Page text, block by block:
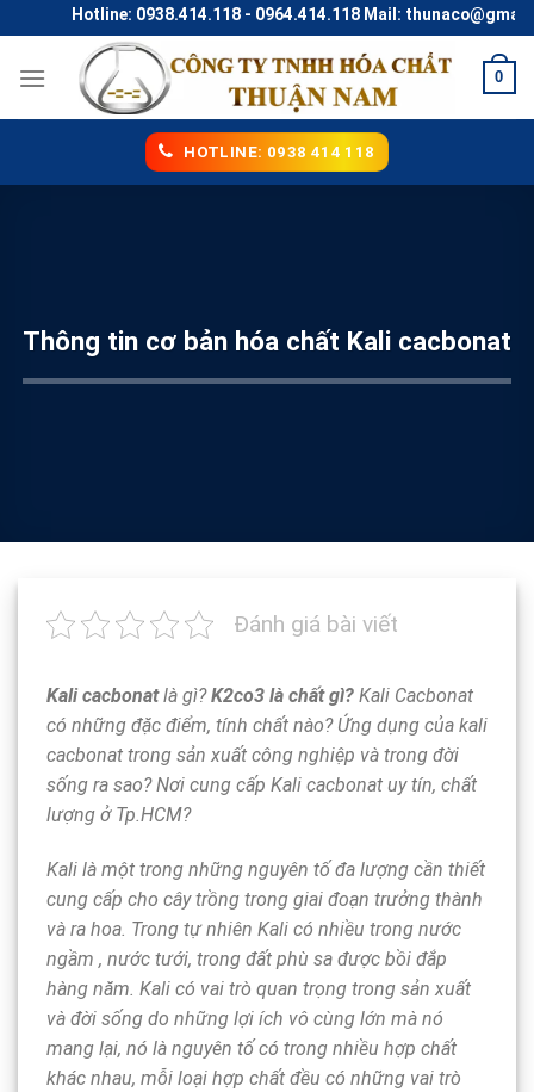
to
content
Hotline: 0938.414.118 - 0964.414.118 Mail:
0
HOTLINE: 0938 414 118
Thông tin cơ bản hóa chất Kali cacbonat
Đánh giá bài viết
Kali cacbonatlà gì?K2co3 là chất gì? Kali Cacbonat
có những đặc điểm, tính chất nào? Ứng dụng của kali
cacbonat trong sản xuất công nghiệp và trong đời
sống ra sao? Nơi cung cấp Kali cacbonat uy tín, chất
lượng ở Tp.HCM?
Kali là một trong những nguyên tố đa lượng cần thiết
cung cấp cho cây trồng trong giai đoạn trưởng thành
và ra hoa. Trong tự nhiên Kali có nhiều trong nước
ngầm , nước tưới, trong đất phù sa được bồi đắp
hàng năm. Kali có vai trò quan trọng trong sản xuất
và đời sống do những lợi ích vô cùng lớn mà nó
mang lại, nó là nguyên tố có trong nhiều hợp chất
khác nhau, mỗi loại hợp chất đều có những vai trò